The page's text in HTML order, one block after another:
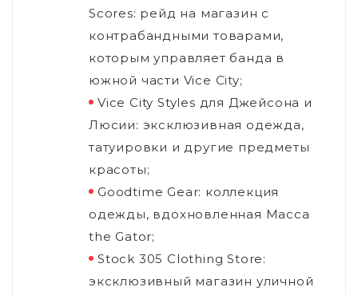
Scores: рейд на магазин с
контрабандными товарами,
которым управляет банда в
южной части Vice City;
Vice City Styles для Джейсона и
Люсии: эксклюзивная одежда,
татуировки и другие предметы
красоты;
Goodtime Gear: коллекция
одежды, вдохновленная Macca
the Gator;
Stock 305 Clothing Store:
эксклюзивный магазин уличной